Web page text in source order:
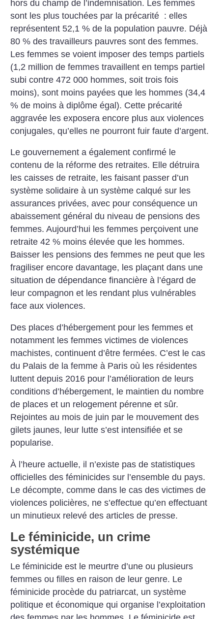
hors du champ de l’indemnisation. Les femmes
sont les plus touchées par la précarité : elles
représentent 52,1 % de la population pauvre. Déjà
80 % des travailleurs pauvres sont des femmes.
Les femmes se voient imposer des temps partiels
(1,2 million de femmes travaillent en temps partiel
subi contre 472 000 hommes, soit trois fois
moins), sont moins payées que les hommes (34,4
% de moins à diplôme égal). Cette précarité
aggravée les exposera encore plus aux violences
conjugales, qu’elles ne pourront fuir faute d’argent.
Le gouvernement a également confirmé le
contenu de la réforme des retraites. Elle détruira
les caisses de retraite, les faisant passer d’un
système solidaire à un système calqué sur les
assurances privées, avec pour conséquence un
abaissement général du niveau de pensions des
femmes. Aujourd’hui les femmes perçoivent une
retraite 42 % moins élevée que les hommes.
Baisser les pensions des femmes ne peut que les
fragiliser encore davantage, les plaçant dans une
situation de dépendance financière à l’égard de
leur compagnon et les rendant plus vulnérables
face aux violences.
Des places d’hébergement pour les femmes et
notamment les femmes victimes de violences
machistes, continuent d’être fermées. C’est le cas
du Palais de la femme à Paris où les résidentes
luttent depuis 2016 pour l’amélioration de leurs
conditions d’hébergement, le maintien du nombre
de places et un relogement pérenne et sûr.
Rejointes au mois de juin par le mouvement des
gilets jaunes, leur lutte s’est intensifiée et se
popularise.
À l’heure actuelle, il n’existe pas de statistiques
officielles des féminicides sur l’ensemble du pays.
Le décompte, comme dans le cas des victimes de
violences policières, ne s’effectue qu’en effectuant
un minutieux relevé des articles de presse.
Le féminicide, un crime
systémique
Le féminicide est le meurtre d’une ou plusieurs
femmes ou filles en raison de leur genre. Le
féminicide procède du patriarcat, un système
politique et économique qui organise l’exploitation